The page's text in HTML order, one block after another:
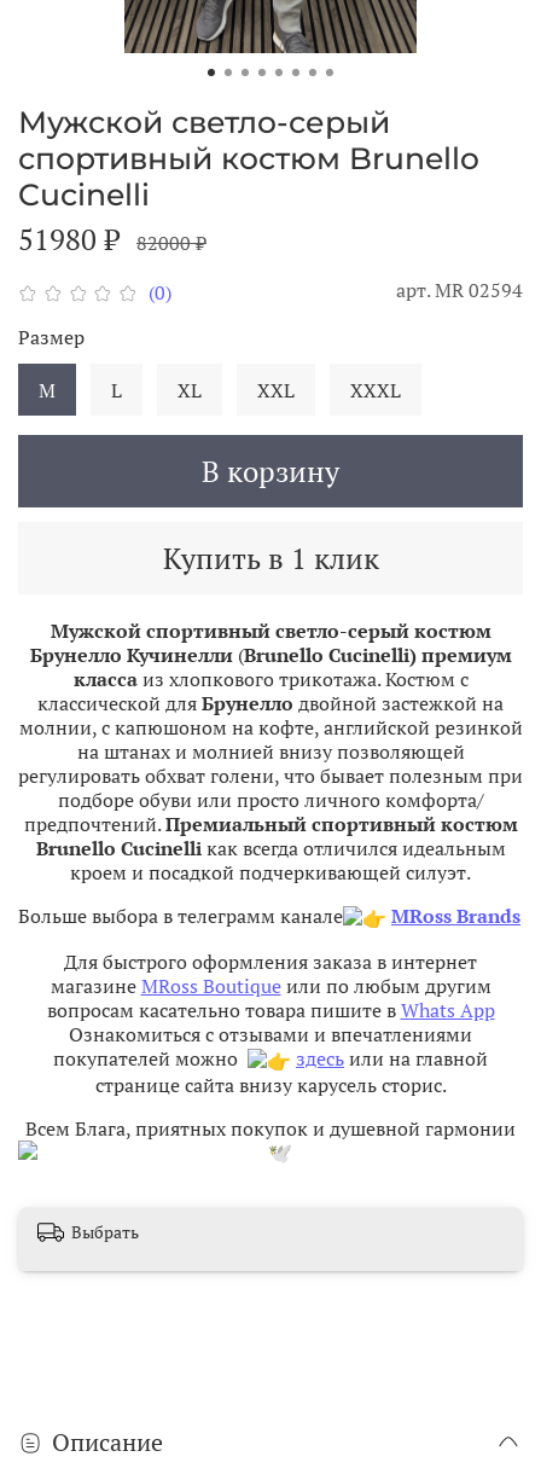
(0) арт.МR 02594
Мужской светло-серый
спортивный костюм Brunello
Cucinelli
51980 ₽ 82000 ₽
В корзину
Купить в 1 клик
Размер
M
L XL XXL XXXL
Мужской спортивный светло-серый костюм
Брунелло Кучинелли(Brunello Cucinelli) премиум
классаиз хлопкового трикотажа. Костюм с
классической дляБрунелло двойной застежкой на
молнии, с капюшоном на кофте, английской резинкой
на штанах и молнией внизу позволяющей
регулировать обхват голени, что бывает полезным при
подборе обуви или просто личного комфорта/
предпочтений.Премиальный спортивный костюм
Brunello Cucinelliкак всегда отличился идеальным
кроем и посадкой подчеркивающей силуэт.
Больше выбора в телеграмм канале
MRoss Brands
Для быстрого оформления заказа в интернет
магазинеMRoss Boutiqueили по любым другим
вопросам касательно товара пишите вWhats App
Ознакомиться с отзывами и впечатлениями
покупателей можно
здесьили на главной
странице сайта внизу карусель сторис.
Всем Блага, приятных покупок и душевной гармонии
Выбрать
Описание